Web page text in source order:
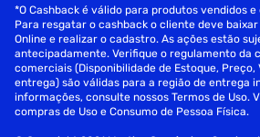
*O Cashback é válido para produtos vendidos
Para resgatar o cashback o cliente deve
Online e realizar o cadastro. As ações estão
antecipadamente. Verifique o regulamento da
comerciais (Disponibilidade de Estoque, Preço,
entrega) são válidas para a região de entrega
informações, consulte nossos Termos de Uso.
compras de Uso e Consumo de Pessoa Física.